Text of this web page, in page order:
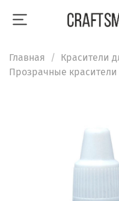
Главная
Красители
Прозрачные красители